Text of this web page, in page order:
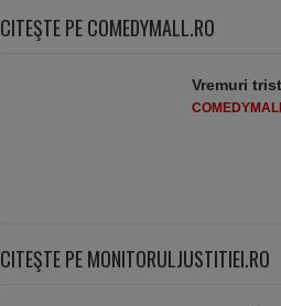
CITEŞTE PE COMEDYMALL.RO
Vremuri
CITEŞTE PE MONITORULJUSTITIEI.RO